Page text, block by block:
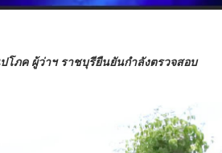
ภค ผู้ว่าฯ ราชบุรียืนยันกำลังตรวจสอบ